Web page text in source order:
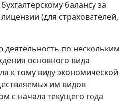
балансу за
(для страхователей,
деятельность по нескольким
основного вида
к тому виду экономической
им видов
с начала текущего года